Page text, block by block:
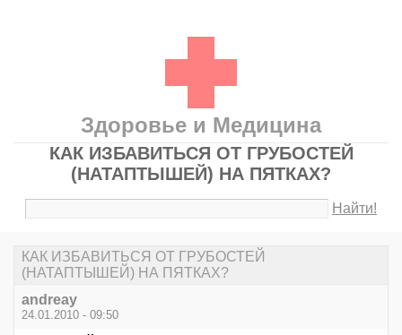
Здоровье и Медицина
КАК ИЗБАВИТЬСЯ ОТ ГРУБОСТЕЙ
(НАТАПТЫШЕЙ) НА ПЯТКАХ?
Найти!
КАК ИЗБАВИТЬСЯ ОТ ГРУБОСТЕЙ
(НАТАПТЫШЕЙ) НА ПЯТКАХ?
andreay
24.01.2010 - 09:50